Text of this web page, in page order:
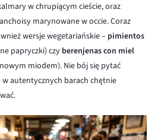
w chrupiącym cieście, oraz
marynowane w occie. Coraz
wersje wegetariańskie – pimientos
papryczki) czy berenjenas con miel
miodem). Nie bój się pytać
autentycznych barach chętnie